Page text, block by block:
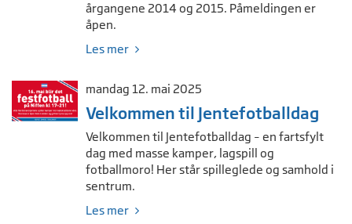
årgangene 2014 og 2015. Påmeldingen er
åpen.
Les mer
mandag 12. mai 2025
Velkommen til Jentefotballdag
Velkommen til Jentefotballdag – en fartsfylt
dag med masse kamper, lagspill og
fotballmoro! Her står spilleglede og samhold i
sentrum.
Les mer